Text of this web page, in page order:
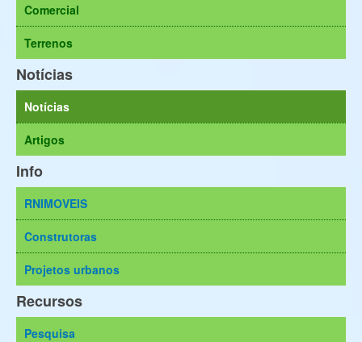
Comercial
Terrenos
Notícias
Notícias
Artigos
Info
RNIMOVEIS
Construtoras
Projetos urbanos
Recursos
Pesquisa